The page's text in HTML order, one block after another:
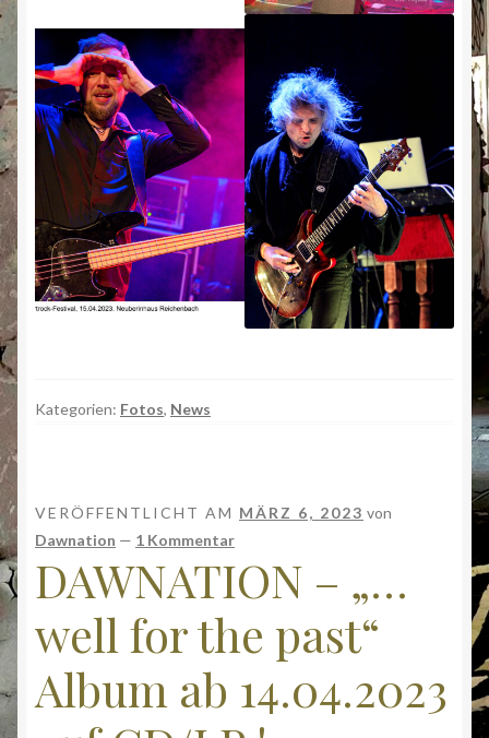
Kategorien: Fotos, News
VERÖFFENTLICHT AM MÄRZ 6, 2023 von
Dawnation — 1 Kommentar
DAWNATION – „…
well for the past“
Album ab 14.04.2023